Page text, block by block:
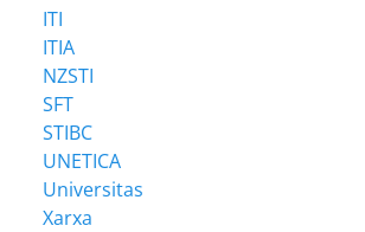
ITI
ITIA
NZSTI
SFT
STIBC
UNETICA
Universitas
Xarxa